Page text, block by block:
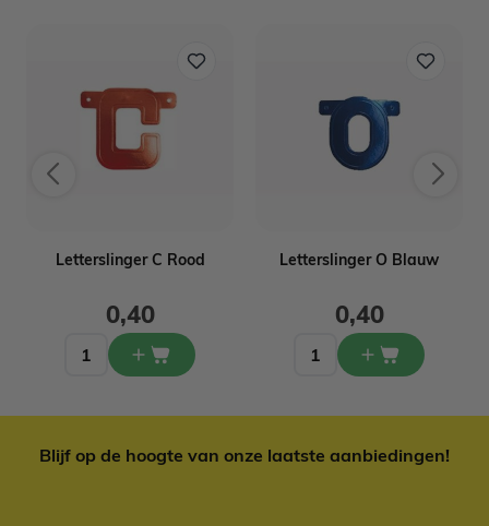
Letterslinger C Rood
0,40
Letterslinger O Blauw
0,40
Blijf op de hoogte van onze laatste aanbiedingen!